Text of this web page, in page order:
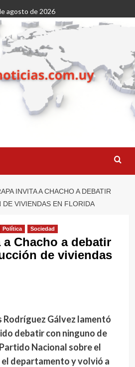
agosto de 2026
INVITA A CHACHO A DEBATIR
VIVIENDAS EN FLORIDA
Política Sociedad
a Chacho a debatir
de viviendas
Rodríguez Gálvez lamentó
debatir con ninguno de
Nacional sobre el
departamento y volvió a